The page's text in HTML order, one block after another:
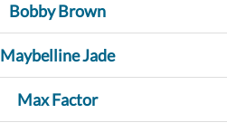
Bobby Brown
Maybelline Jade
Max Factor